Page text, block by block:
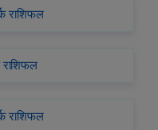
राशिफल
राशिफल
राशिफल